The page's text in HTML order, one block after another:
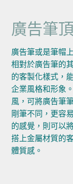
廣告筆
廣告筆或是筆帽
相對於廣告筆的
的客製化樣式，
企業風格和形象
風，可將廣告筆
剛筆不同，更容
的感覺，則可以
搭上金屬材質的
體質感。